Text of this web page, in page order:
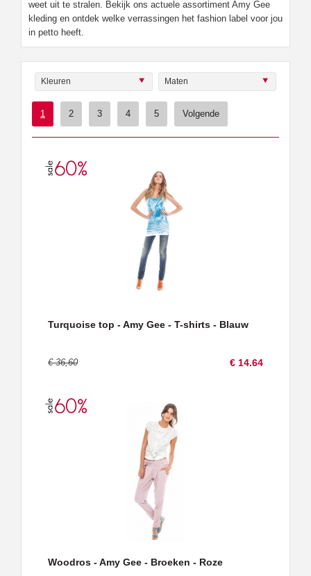
weet uit te stralen. Bekijk ons actuele assortiment Amy Gee
kleding en ontdek welke verrassingen het fashion label voor jou
in petto heeft.
Kleuren Maten
1 2 3 4 5 Volgende
Turquoise top - Amy Gee - T-shirts - Blauw
€ 36,60 € 14.64
Woodros - Amy Gee - Broeken - Roze